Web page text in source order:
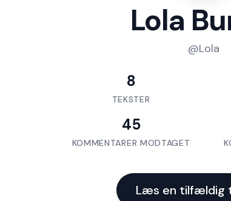
Lola
@Lola
8
TEKSTER
45
KOMMENTARER MODTAGET
Læs en tilfældig